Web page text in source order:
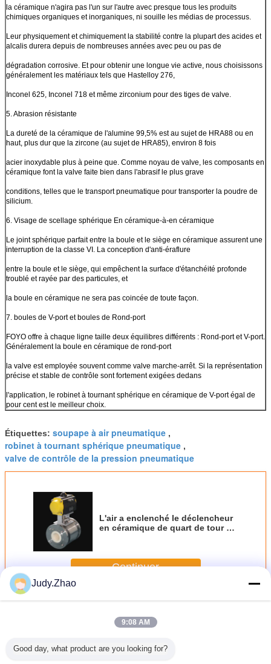
la céramique n'agira pas l'un sur l'autre avec presque tous les produits
chimiques organiques et inorganiques, ni souille les médias de processus.
Leur physiquement et chimiquement la stabilité contre la plupart des acides et
alcalis durera depuis de nombreuses années avec peu ou pas de
dégradation corrosive. Et pour obtenir une longue vie active, nous choisissons
généralement les matériaux tels que Hastelloy 276,
Inconel 625, Inconel 718 et même zirconium pour des tiges de valve.
5. Abrasion résistante
La dureté de la céramique de l'alumine 99,5% est au sujet de HRA88 ou en
haut, plus dur que la zircone (au sujet de HRA85), environ 8 fois
acier inoxydable plus à peine que. Comme noyau de valve, les composants en
céramique font la valve faite bien dans l'abrasif le plus grave
conditions, telles que le transport pneumatique pour transporter la poudre de
silicium.
6. Visage de scellage sphérique En céramique-à-en céramique
Le joint sphérique parfait entre la boule et le siège en céramique assurent une
interruption de la classe VI. La conception d'anti-éraflure
entre la boule et le siège, qui empêchent la surface d'étanchéité profonde
troublé et rayée par des particules, et
la boule en céramique ne sera pas coincée de toute façon.
7. boules de V-port et boules de Rond-port
FOYO offre à chaque ligne taille deux équilibres différents : Rond-port et V-port.
Généralement la boule en céramique de rond-port
la valve est employée souvent comme valve marche-arrêt. Si la représentation
précise et stable de contrôle sont fortement exigées dedans
l'application, le robinet à tournant sphérique en céramique de V-port égal de
pour cent est le meilleur choix.
Étiquettes: soupape à air pneumatique ,
robinet à tournant sphérique pneumatique ,
valve de contrôle de la pression pneumatique
L'air a enclenché le déclencheur
en céramique de quart de tour de
Continuer
PlusRobinet à tournant sphérique pneumatique
Judy.Zhao
9:08 AM
Good day, what product are you looking for?